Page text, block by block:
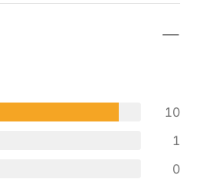
10
1
0